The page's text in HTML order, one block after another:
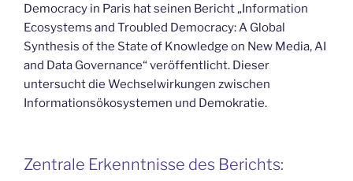
Democracy in Paris hat seinen Bericht „Information
Ecosystems and Troubled Democracy: A Global
Synthesis of the State of Knowledge on New Media, AI
and Data Governance“ veröffentlicht. Dieser
untersucht die Wechselwirkungen zwischen
Informationsökosystemen und Demokratie.
Zentrale Erkenntnisse des Berichts: